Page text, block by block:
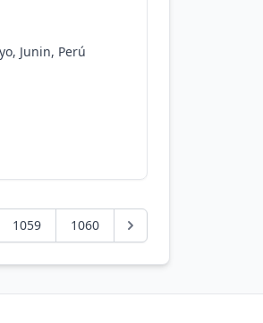
Junin, Perú
1059 1060